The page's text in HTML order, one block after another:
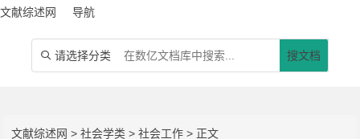
文献综述网 导航
 请选择分类 搜文档
文献综述网 >社会学类 >社会工作 > 正文